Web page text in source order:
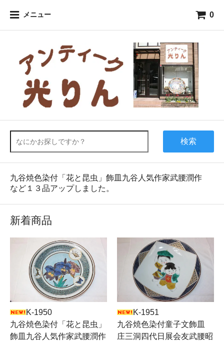
メニュー 0
検索
九谷焼色染付「花と昆虫」飾皿九谷人気作家武腰潤作
など１３品アップしました。
新着商品
K-1950
九谷焼色染付「花と昆虫」
飾皿九谷人気作家武腰潤作
K-1951
九谷焼色染付童子文飾皿
庄三洞四代日展会友武腰昭